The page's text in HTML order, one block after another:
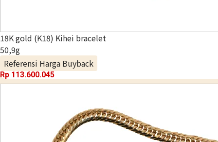
18K gold (K18) Kihei bracelet
50,9g
Referensi Harga Buyback
Rp 113.600.045